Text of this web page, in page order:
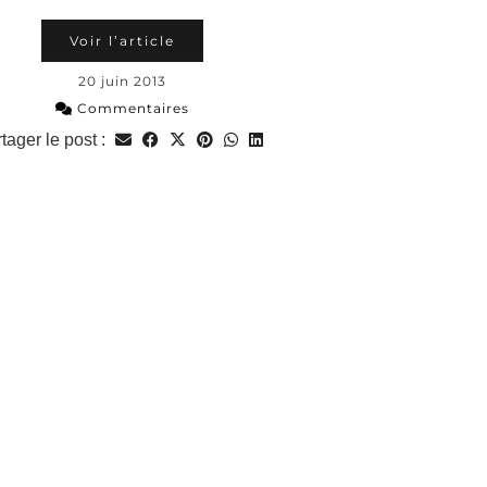
Voir l’article
20 juin 2013
Commentaires
le post :